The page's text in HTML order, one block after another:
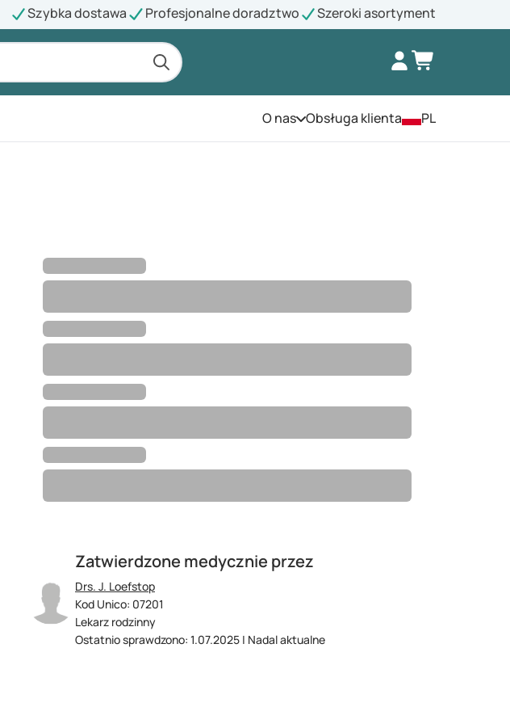
Szybka dostawa Profesjonalne doradztwo Szeroki asortyment
O nasOtwórz menu
Obsługa klienta PL
Zatwierdzone medycznie przez
Drs. J. Loefstop
Kod Unico: 07201
Lekarz rodzinny
Ostatnio sprawdzono: 1.07.2025 | Nadal aktualne